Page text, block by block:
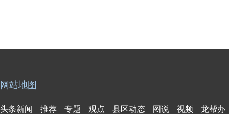
网站地图
头条新闻 推荐 专题 观点 县区动态 图说 视频 龙帮办